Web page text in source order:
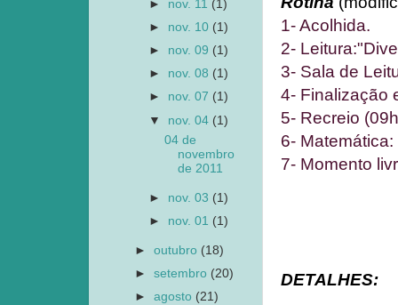
1- Acolhida.
2-
3- Sala de
4- Finalização
5- Recreio
6-
7- Momento
DETALHES:
► nov. 11 (1)
► nov. 10 (1)
► nov. 09 (1)
► nov. 08 (1)
► nov. 07 (1)
▼ nov. 04 (1)
04 de
novembro
de 2011
► nov. 03 (1)
► nov. 01 (1)
►outubro (18)
►setembro (20)
►agosto (21)